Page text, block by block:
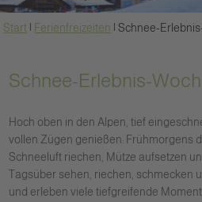
Start Ferienfreizeiten Schnee-
Schnee-Erlebnis-
Hoch oben in den Alpen, tief
vollen Zügen genießen: Frühmorgens
Schneeluft riechen, Mütze aufsetzen
Tagsüber sehen, riechen, schmecken
und erleben viele tiefgreifende